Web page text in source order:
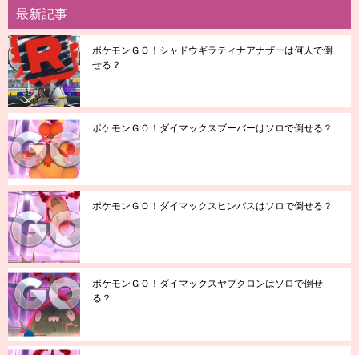
最新記事
ポケモンＧＯ！シャドウギラティナアナザーは何人で倒
せる？
ポケモンＧＯ！ダイマックスブーバーはソロで倒せる？
ポケモンＧＯ！ダイマックスヒンバスはソロで倒せる？
ポケモンＧＯ！ダイマックスヤブクロンはソロで倒せ
る？